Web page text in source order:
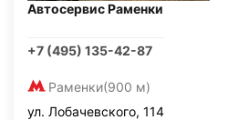
Автосервис Раменки
+7 (495) 135-42-87
Раменки(900 м)
ул. Лобачевского, 114